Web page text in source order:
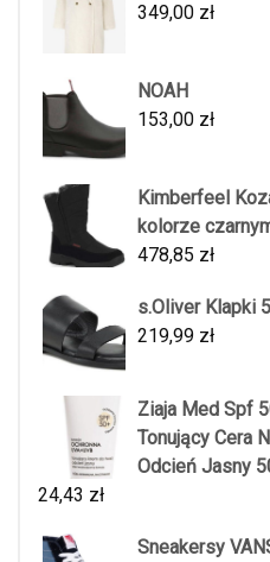
349,00 zł
NOAH
153,00 zł
Kimberfeel
kolorze
478,85 zł
s.Oliver Klapki
219,99 zł
Ziaja Med Spf
Tonujący Cera
Odcień Jasny
24,43 zł
Sneakersy